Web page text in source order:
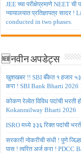
JEE च्या परीक्षेप्रमाणे NEET ची
न्यायालयात प्रतिज्ञापत्र
conducted in two phases.
🆕नवीन अपडेट्स
खुशखबर !! SBI बँकेत १ हजार ५३८
करा ! SBI Bank Bharti 2026
कोकण रेल्वेत विविध पदांची भरती
Kokanrailway Bharti 2026
ISRO मध्ये ३३६ रिक्त पदांची
सरकारी नोकरीची संधी ! पुणे
पास ! त्वरित अर्ज करा ! PDCC